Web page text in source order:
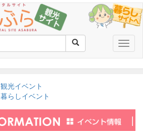
Toggle
観光イベント
暮らしイベント